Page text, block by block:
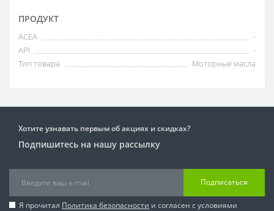
ПРОДУКТ
ACEA
-
API
-
Тип товара
Моторные масла
Хотите узнавать первым об акциях и скидках?
Подпишитесь на нашу рассылку
Подписаться
Я прочитал Политика безопасности и согласен с условиями